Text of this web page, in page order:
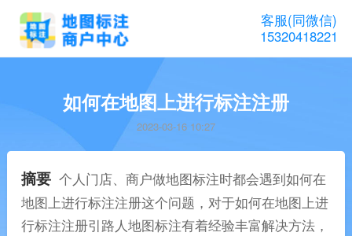
客服(同微信)
15320418221
如何在地图上进行标注注册
2023-03-16 10:27
摘要 个人门店、商户做地图标注时都会遇到如何在
地图上进行标注注册这个问题，对于如何在地图上进
行标注注册引路人地图标注有着经验丰富解决方法，